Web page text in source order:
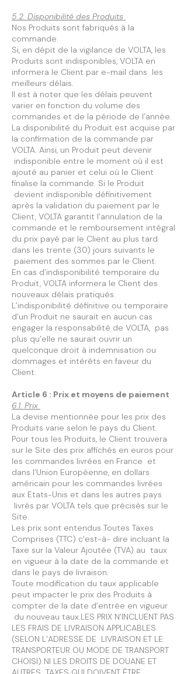
5.2. Disponibilité des Produits
Nos Produits sont fabriqués à la
commande.
Si, en dépit de la vigilance de VOLTA, les
Produits sont indisponibles, VOLTA en
informera le Client par e-mail dans les
meilleurs délais.
Il est à noter que les délais peuvent
varier en fonction du volume des
commandes et de la période de l’année.
La disponibilité du Produit est acquise par
la confirmation de la commande par
VOLTA. Ainsi, un Produit peut devenir
indisponible entre le moment où il est
ajouté au panier et celui où le Client
finalise la commande. Si le Produit
devient indisponible définitivement
après la validation du paiement par le
Client, VOLTA garantit l’annulation de la
commande et le remboursement intégral
du prix payé par le Client au plus tard
dans les trente (30) jours suivants le
paiement des sommes par le Client.
En cas d’indisponibilité temporaire du
Produit, VOLTA informera le Client des
nouveaux délais pratiqués.
L’indisponibilité définitive ou temporaire
d’un Produit ne saurait en aucun cas
engager la responsabilité de VOLTA, pas
plus qu’elle ne saurait ouvrir un
quelconque droit à indemnisation ou
dommages et intérêts en faveur du
Client.
Article 6 : Prix et moyens de paiement
6.1. Prix
La devise mentionnée pour les prix des
Produits varie selon le pays du Client.
Pour tous les Produits, le Client trouvera
sur le Site des prix affichés en euros pour
les commandes livrées en France et
dans l’Union Européenne, en dollars
américain pour les commandes livrées
aux Etats-Unis et dans les autres pays
livrés par VOLTA tels que précisés sur le
Site.
Les prix sont entendus Toutes Taxes
Comprises (TTC) c’est-à- dire incluant la
Taxe sur la Valeur Ajoutée (TVA) au taux
en vigueur à la date de la commande et
dans le pays de livraison.
Toute modification du taux applicable
peut impacter le prix des Produits à
compter de la date d’entrée en vigueur
du nouveau taux.LES PRIX N’INCLUENT PAS
LES FRAIS DE LIVRAISON APPLICABLES
(SELON L’ADRESSE DE LIVRAISON ET LE
TRANSPORTEUR OU MODE DE TRANSPORT
CHOISI) NI LES DROITS DE DOUANE ET